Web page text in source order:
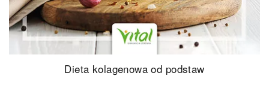
Dieta kolagenowa od podstaw